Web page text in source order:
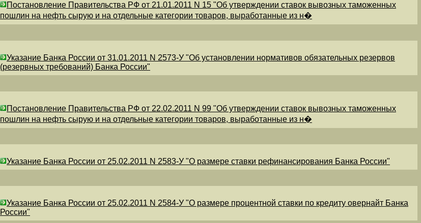
Постановление Правительства РФ от 21.01.2011 N 15 "Об утверждении ставок вывозных таможенных
пошлин на нефть сырую и на отдельные категории товаров, выработанные из н�
Указание Банка России от 31.01.2011 N 2573-У "Об установлении нормативов обязательных резервов
(резервных требований) Банка России"
Постановление Правительства РФ от 22.02.2011 N 99 "Об утверждении ставок вывозных таможенных
пошлин на нефть сырую и на отдельные категории товаров, выработанные из н�
Указание Банка России от 25.02.2011 N 2583-У "О размере ставки рефинансирования Банка России"
Указание Банка России от 25.02.2011 N 2584-У "О размере процентной ставки по кредиту овернайт Банка
России"